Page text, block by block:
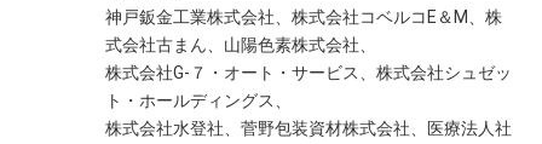
神戸鈑金工業株式会社、株式会社コベルコE＆M、株
式会社古まん、山陽色素株式会社、
株式会社G-７・オート・サービス、株式会社シュゼッ
ト・ホールディングス、
株式会社水登社、菅野包装資材株式会社、医療法人社